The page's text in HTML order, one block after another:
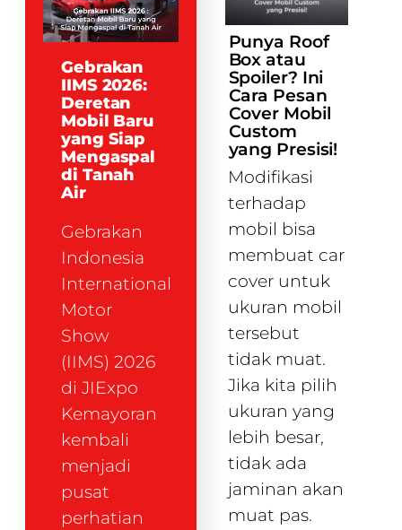
Gebrakan
IIMS 2026:
Deretan
Mobil Baru
yang Siap
Mengaspal
di Tanah
Air
Gebrakan
Indonesia
International
Motor
Show
(IIMS) 2026
di JIExpo
Kemayoran
kembali
menjadi
pusat
perhatian
Punya Roof
Box atau
Spoiler? Ini
Cara Pesan
Cover Mobil
Custom
yang Presisi!
Modifikasi
terhadap
mobil bisa
membuat car
cover untuk
ukuran mobil
tersebut
tidak muat.
Jika kita pilih
ukuran yang
lebih besar,
tidak ada
jaminan akan
muat pas.